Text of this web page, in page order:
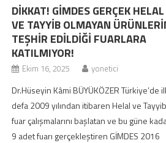
DİKKAT! GİMDES GERÇEK HELAL
VE TAYYİB OLMAYAN
TEŞHİR EDİLDİĞİ FUARLARA
KATILMIYOR!
Ekim 16, 2025 yonetici
Dr.Hüseyin Kâmi BÜYÜKÖZER Türkiye’de
defa 2009 yılından itibaren Helal ve
fuar çalışmalarını başlatan ve bu güne
9 adet fuarı gerçekleştiren GİMDES 2016